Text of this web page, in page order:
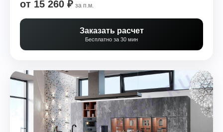
от 15 260 ₽ за п.м.
Заказать расчет
Бесплатно за 30 мин